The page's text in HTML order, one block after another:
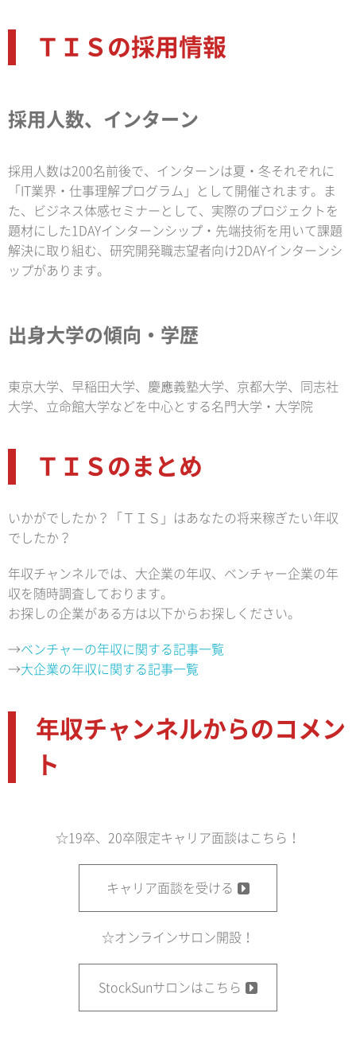
ＴＩＳの採用情報
採用人数、インターン
採用人数は200名前後で、インターンは夏・冬それぞれに
「IT業界・仕事理解プログラム」として開催されます。ま
た、ビジネス体感セミナーとして、実際のプロジェクトを
題材にした1DAYインターンシップ・先端技術を用いて課題
解決に取り組む、研究開発職志望者向け2DAYインターンシ
ップがあります。
出身大学の傾向・学歴
東京大学、早稲田大学、慶應義塾大学、京都大学、同志社
大学、立命館大学などを中心とする名門大学・大学院
ＴＩＳのまとめ
いかがでしたか？「ＴＩＳ」はあなたの将来稼ぎたい年収
でしたか？
年収チャンネルでは、大企業の年収、ベンチャー企業の年
収を随時調査しております。
お探しの企業がある方は以下からお探しください。
→ベンチャーの年収に関する記事一覧
→大企業の年収に関する記事一覧
年収チャンネルからのコメン
ト
☆19卒、20卒限定キャリア面談はこちら！
キャリア面談を受ける
☆オンラインサロン開設！
StockSunサロンはこちら